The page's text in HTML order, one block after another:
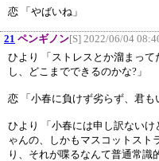
恋 「やばいね」
21 ペンギノン[S] 2022/06/04
ひより 「ストレスとか溜まって
し、どこまでできるのかな?」
恋 「小春に負けず劣らず、君も
ひより 「小春には申し訳ない
ゃんの、しかもマスコットスト
り、それが喋るなんて普通常識